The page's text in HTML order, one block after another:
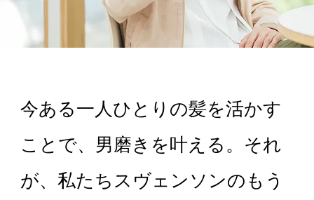
ウィッグ・サービス
カット/ケア/コーティング・サービス
髪の悩みから探す
今ある一人ひとりの髪を活かす
ことで、男磨きを叶える。それ
が、私たちスヴェンソンのもう